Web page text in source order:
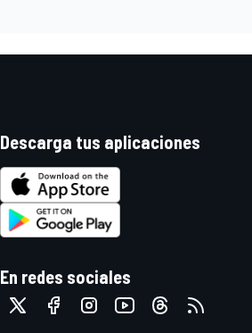
Descarga tus aplicaciones
En redes sociales